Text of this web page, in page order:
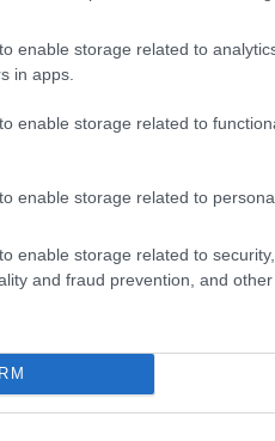
enable storage related to
in apps.
enable storage related to
enable storage related to
enable storage related to
and fraud prevention, and other
τραγούδι